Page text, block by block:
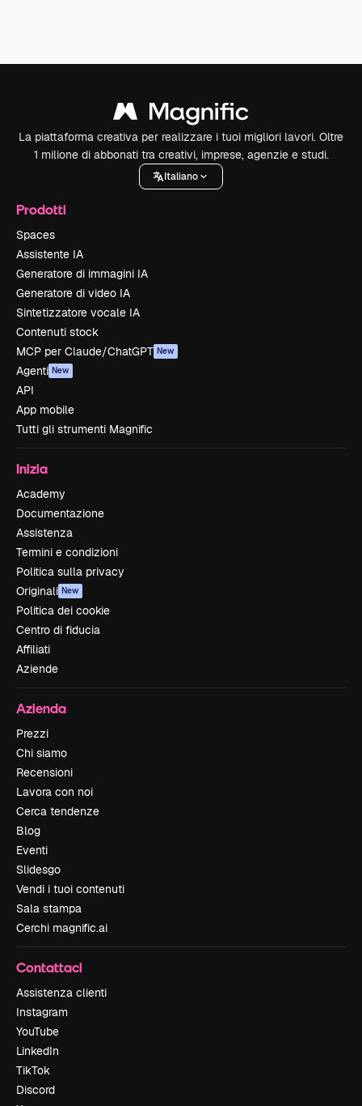
La piattaforma creativa per realizzare i tuoi migliori lavori. Oltre
1 milione di abbonati tra creativi, imprese, agenzie e studi.
Italiano
Prodotti
Spaces
Assistente IA
Generatore di immagini IA
Generatore di video IA
Sintetizzatore vocale IA
Contenuti stock
MCP per Claude/ChatGPT New
Agenti New
API
App mobile
Tutti gli strumenti Magnific
Inizia
Academy
Documentazione
Assistenza
Termini e condizioni
Politica sulla privacy
Originali New
Politica dei cookie
Centro di fiducia
Affiliati
Aziende
Azienda
Prezzi
Chi siamo
Recensioni
Lavora con noi
Cerca tendenze
Blog
Eventi
Slidesgo
Vendi i tuoi contenuti
Sala stampa
Cerchi magnific.ai
Contattaci
Assistenza clienti
Instagram
YouTube
LinkedIn
TikTok
Discord